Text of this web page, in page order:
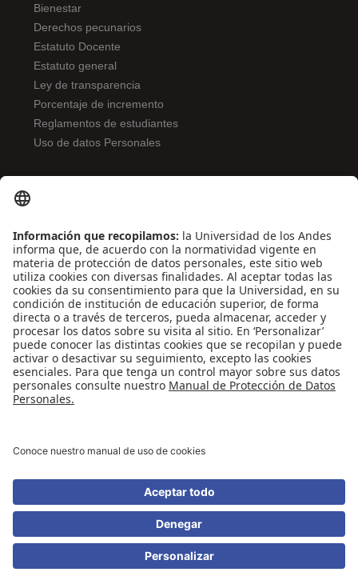
Bienestar
Derechos pecunarios
Estatuto Docente
Estatuto general
Ley de transparencia
Porcentaje de incremento
Reglamentos de estudiantes
Uso de datos Personales
Contáctenos
Biblioguías
Preguntas frecuentes
Capacitación
Directrices
Entretenimiento
Compra de libros y material audiovisual
Reconocimiento como Universidad: Decreto 1297 del 30 de mayo de 1964.
Reconocimiento personería jurídica: Resolución 28 del 23 de febrero de 1949
Minjusticia.
© - Derechos Reservados Universidad de los Andes